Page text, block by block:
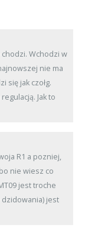
Wchodzi w
nie ma
się jak czołg.
Jak to
R1 a pozniej,
nie wiesz co
jest troche
jest